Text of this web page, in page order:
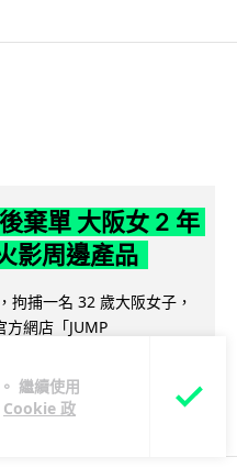
繼續使用
Cookie 政
棄單 大阪女 2 年
影周邊產品
拘捕一名 32 歲大阪女子，
網店「JUMP